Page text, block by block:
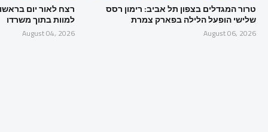
טרור המגדלים בצפון תל אביב: רימון רסס
שלישי הופעל הלילה בפארק צמרת
August 06, 2026
רצח לאור יום
למוות בתוך משרדו
August 04, 2026